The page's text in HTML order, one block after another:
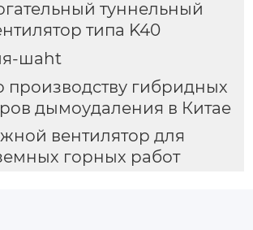
туннельный
типа K40
шаht
производству гибридных
дымоудаления в Китае
вентилятор для
горных работ